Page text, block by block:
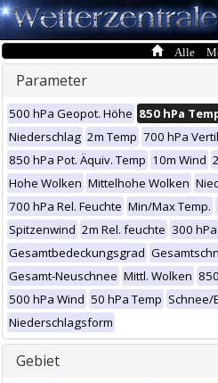
Alle
Parameter
500 hPa Geopot. Höhe 850 hPa
Niederschlag 2m Temp 700 hPa
850 hPa Pot. Äquiv. Temp 10m Wind
Hohe Wolken Mittelhohe Wolken
700 hPa Rel. Feuchte Min/Max Temp.
Spitzenwind 2m Rel. feuchte 300
Gesamtbedeckungsgrad
Gesamt-Neuschnee Mittl. Wolken
500 hPa Wind 50 hPa Temp Schnee/
Niederschlagsform
Gebiet